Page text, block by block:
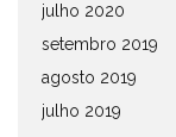
julho 2020
setembro 2019
agosto 2019
julho 2019